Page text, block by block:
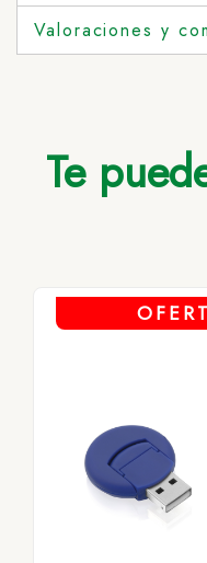
Valoraciones y
Te